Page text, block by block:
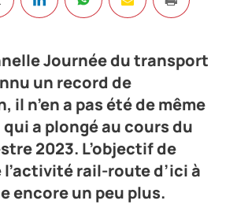
Journée du transport
un record de
n’en a pas été de même
a plongé au cours du
2023. L’objectif de
rail-route d’ici à
encore un peu plus.